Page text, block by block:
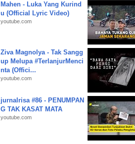
Mahen - Luka Yang Kurind
u (Official Lyric Video)
youtube.com
Ziva Magnolya - Tak Sangg
up Melupa #TerlanjurMenci
nta (Offici...
youtube.com
jurnalrisa #86 - PENUMPAN
G TAK KASAT MATA
youtube.com